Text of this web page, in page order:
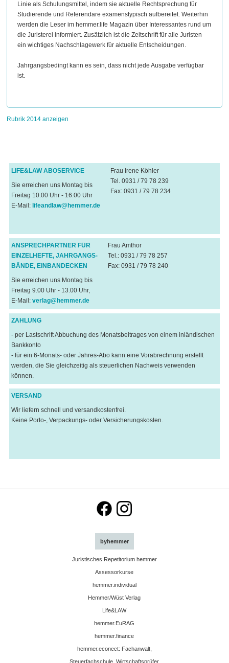
Linie als Schulungsmittel, indem sie aktuelle Rechtsprechung für
Studierende und Referendare examenstypisch aufbereitet. Weiterhin
werden die Leser im hemmer.life Magazin über Interessantes rund um
die Juristerei informiert. Zusätzlich ist die Zeitschrift für alle Juristen
ein wichtiges Nachschlagewerk für aktuelle Entscheidungen.
Jahrgangsbedingt kann es sein, dass nicht jede Ausgabe verfügbar
ist.
Rubrik 2014 anzeigen
LIFE&LAW ABOSERVICE
Sie erreichen uns Montag bis
Freitag 10.00 Uhr - 16.00 Uhr
E-Mail: lifeandlaw@hemmer.de
Frau Irene Köhler
Tel. 0931 / 79 78 239
Fax: 0931 / 79 78 234
ANSPRECHPARTNER FÜR
EINZELHEFTE, JAHRGANGS-
BÄNDE, EINBANDECKEN
Sie erreichen uns Montag bis
Freitag 9.00 Uhr - 13.00 Uhr,
E-Mail: verlag@hemmer.de
Frau Amthor
Tel.: 0931 / 79 78 257
Fax: 0931 / 79 78 240
ZAHLUNG
- per Lastschrift Abbuchung des Monatsbeitrages von einem inländischen
Bankkonto
- für ein 6-Monats- oder Jahres-Abo kann eine Vorabrechnung erstellt
werden, die Sie gleichzeitig als steuerlichen Nachweis verwenden
können.
VERSAND
Wir liefern schnell und versandkostenfrei.
Keine Porto-, Verpackungs- oder Versicherungskosten.
byhemmer
Juristisches Repetitorium hemmer
Assessorkurse
hemmer.individual
Hemmer/Wüst Verlag
Life&LAW
hemmer.EuRAG
hemmer.finance
hemmer.econect: Fachanwalt,
Steuerfachschule, Wirtschaftsprüfer